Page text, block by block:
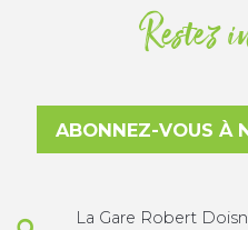
Restez
ABONNEZ-VOUS À
La Gare Robert